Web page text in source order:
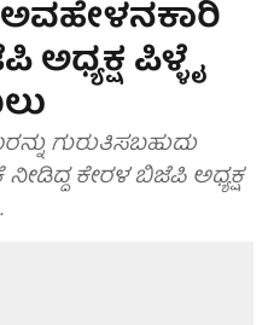
ಪಿಳ್ಳೈ
ಗುರುತಿಸಬಹುದು
ಕೇರಳ ಬಿಜೆಪಿ ಅಧ್ಯಕ್ಷ